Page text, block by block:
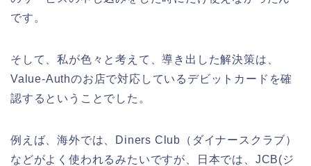
です。
そして、私が色々と考えて、導き出した解決策は、
Value-Authのお店で対応しているデビットカードを確
認するということでした。
例えば、海外では、Diners Club（ダイナースクラブ）
などがよく使われるみたいですが、日本では、JCB(ジ